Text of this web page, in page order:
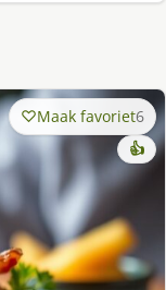
Maak favoriet6
👍